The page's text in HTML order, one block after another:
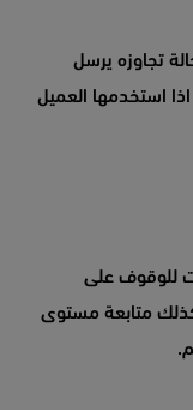
تجاوزه يرسل
استخدمها العميل
للوقوف على
متابعة مستوى